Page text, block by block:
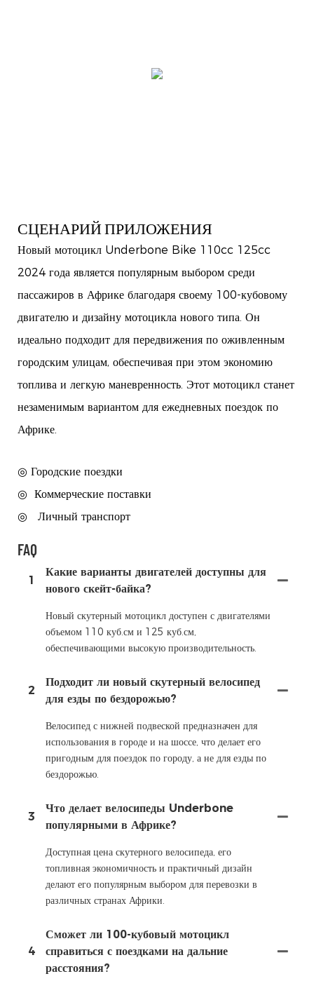
СЦЕНАРИЙ ПРИЛОЖЕНИЯ
Новый мотоцикл Underbone Bike 110cc 125cc
2024 года является популярным выбором среди
пассажиров в Африке благодаря своему 100-кубовому
двигателю и дизайну мотоцикла нового типа. Он
идеально подходит для передвижения по оживленным
городским улицам, обеспечивая при этом экономию
топлива и легкую маневренность. Этот мотоцикл станет
незаменимым вариантом для ежедневных поездок по
Африке.
◎ Городские поездки
◎ Коммерческие поставки
◎
Личный транспорт
FAQ
1
Какие варианты двигателей доступны для
нового скейт-байка?
Новый скутерный мотоцикл доступен с двигателями
объемом 110 куб.см и 125 куб.см,
обеспечивающими высокую производительность.
2
Подходит ли новый скутерный велосипед
для езды по бездорожью?
Велосипед с нижней подвеской предназначен для
использования в городе и на шоссе, что делает его
пригодным для поездок по городу, а не для езды по
бездорожью.
3
Что делает велосипеды Underbone
популярными в Африке?
Доступная цена скутерного велосипеда, его
топливная экономичность и практичный дизайн
делают его популярным выбором для перевозки в
различных странах Африки.
4
Сможет ли 100-кубовый мотоцикл
справиться с поездками на дальние
расстояния?